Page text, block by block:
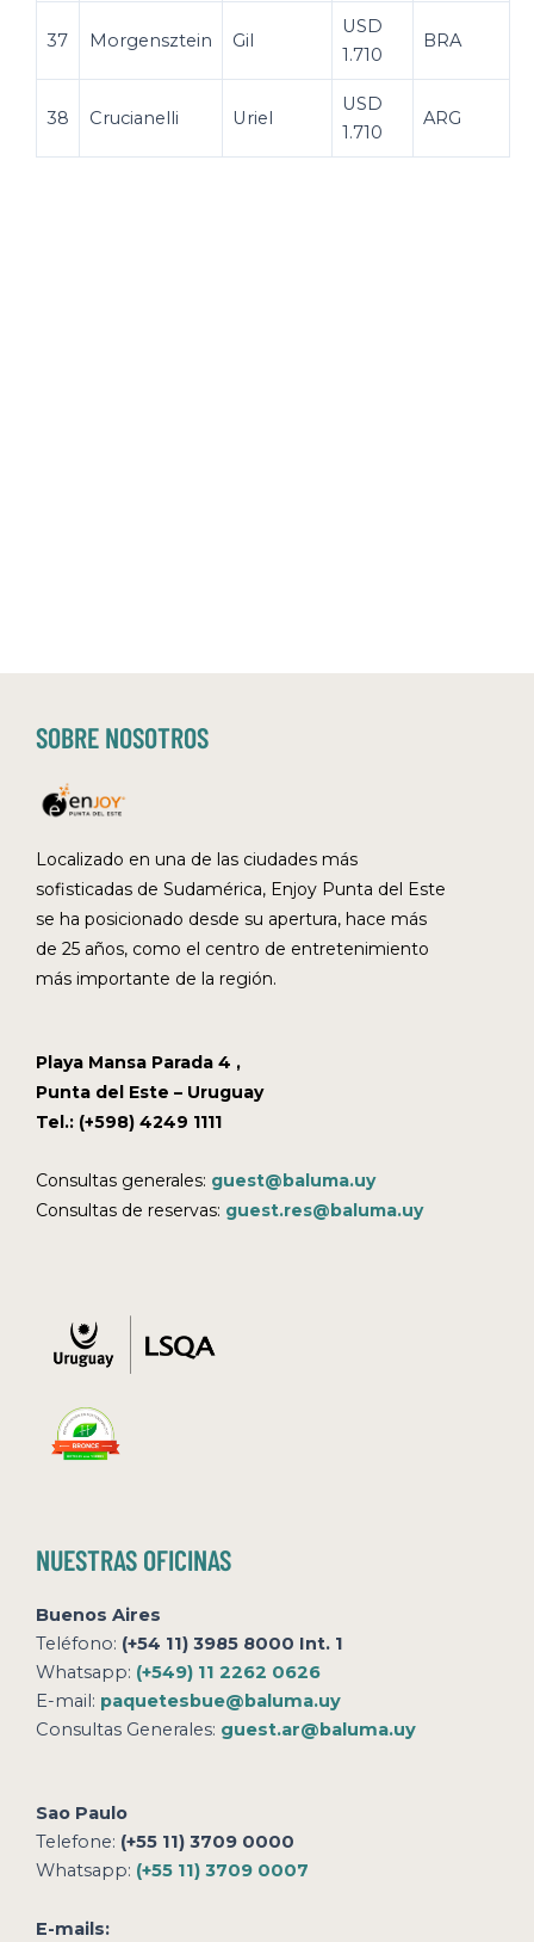
37 Morgensztein Gil
USD
1.710
BRA
38 Crucianelli Uriel
USD
1.710
ARG
SOBRE NOSOTROS
Localizado en una de las ciudades más
sofisticadas de Sudamérica, Enjoy Punta del Este
se ha posicionado desde su apertura, hace más
de 25 años, como el centro de entretenimiento
más importante de la región.
Playa Mansa Parada 4 ,
Punta del Este – Uruguay
Tel.: (+598) 4249 1111
Consultas generales: guest@baluma.uy
Consultas de reservas: guest.res@baluma.uy
NUESTRAS OFICINAS
Buenos Aires
Teléfono: (+54 11) 3985 8000 Int. 1
Whatsapp: (+549) 11 2262 0626
E-mail: paquetesbue@baluma.uy
Consultas Generales: guest.ar@baluma.uy
Sao Paulo
Telefone: (+55 11) 3709 0000
Whatsapp: (+55 11) 3709 0007
E-mails: